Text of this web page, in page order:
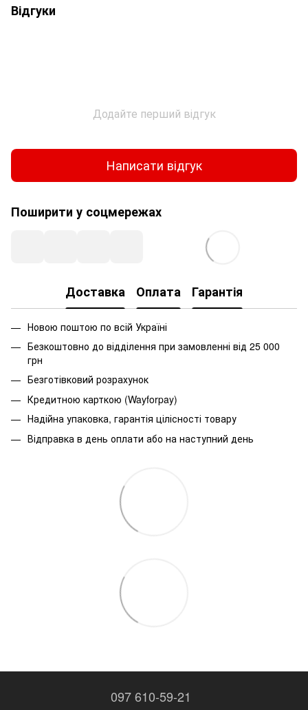
Відгуки
Додайте перший відгук
Написати відгук
Поширити у соцмережах
Доставка Оплата Гарантія
Новою поштою по всій Україні
Безкоштовно до відділення при замовленні від 25 000
грн
Безготівковий розрахунок
Кредитною карткою (Wayforpay)
Надійна упаковка, гарантія цілісності товару
Відправка в день оплати або на наступний день
097 610-59-21